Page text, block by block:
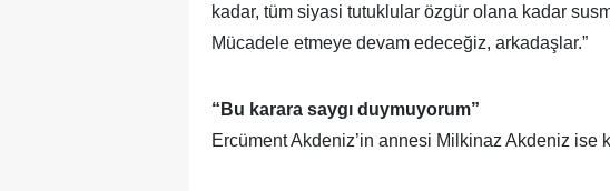
kadar, tüm siyasi tutuklular özgür olana kadar
Mücadele etmeye devam edeceğiz, arkadaşlar.”
“Bu karara saygı duymuyorum”
Ercüment Akdeniz’in annesi Milkinaz Akdeniz ise